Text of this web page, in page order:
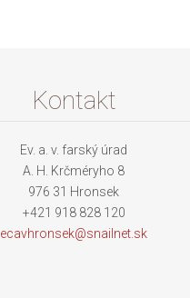
Kontakt
Ev. a. v. farský úrad
A. H. Krčméryho 8
976 31 Hronsek
+421 918 828 120
ecavhronsek@snai lnet.sk